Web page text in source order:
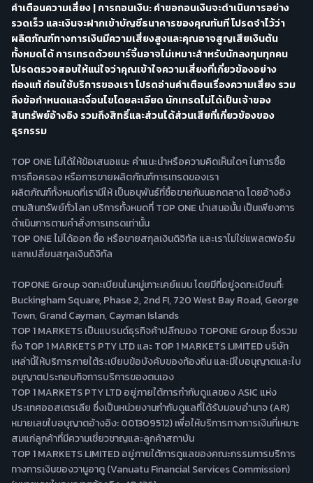
คำเตือนความเสี่ยง | การถอนเงิน: คำขอถอนเงินจะดำเนินการอย่าง
รวดเร็ว และเงินจะฝากเข้าบัญชีธนาคารของคุณทันที โปรดจำไว้ว่า
ผลิตภัณฑ์ทางการเงินมีความเสี่ยงสูงและคุณอาจสูญเสียเงินต้น
ทั้งหมดได้ การเทรดด้วยมาร์จิ้นอาจไม่เหมาะสำหรับนักลงทุนทุกคน
โปรดตรวจสอบให้แน่ใจว่าคุณเข้าใจความเสี่ยงที่เกี่ยวข้องอย่าง
ถ่องแท้ ก่อนใช้บริการของเรา โปรดอ่านคำเตือนเรื่องความเสี่ยง รวม
ถึงข้อกำหนดและเงื่อนไขโดยละเอียด นักเทรดไม่ได้เป็นเจ้าของ
สินทรัพย์อ้างอิง รวมถึงสิทธิ์และส่วนได้ส่วนเสียที่เกี่ยวข้องของ
ธุรกรรม
TOP ONE ไม่ได้ให้ข้อเสนอแนะ คำแนะนำหรือความคิดเห็นใดๆ ในการซื้อ
การถือครอง หรือการขายผลิตภัณฑ์การเทรดของเรา
ผลิตภัณฑ์ทั้งหมดที่เรามีให้ เป็นอนุพันธ์ที่ซื้อขายกันนอกตลาด โดยอ้างอิง
ตามสินทรัพย์ทั่วโลก บริการทั้งหมดที่ TOP ONE นำเสนอนั้น เป็นเพียงการ
ดำเนินการตามคำสั่งการเทรดเท่านั้น
TOP ONE ไม่ได้ออก ซื้อ หรือขายสกุลเงินดิจิทัล และเราไม่ใช่แพลตฟอร์ม
แลกเปลี่ยนสกุลเงินดิจิทัล
TOPONE Group จดทะเบียนในหมู่เกาะเคย์แมน โดยมีที่อยู่จดทะเบียนที่:
Buckingham Square, Phase 2, 2nd FI, 720 West Bay Road, George
Town, Grand Cayman, Cayman Islands
TOP 1 MARKETS เป็นแบรนด์ธุรกิจค้าปลีกของ TOPONE Group ซึ่งรวม
ถึง TOP 1 MARKETS PTY LTD และ TOP 1 MARKETS LIMITED บริษัท
เหล่านี้ให้บริการภายใต้ระเบียบข้อบังคับของท้องถิ่น และมีใบอนุญาตและใบ
อนุญาตประกอบกิจการบริการของตนเอง
TOP 1 MARKETS PTY LTD อยู่ภายใต้การกำกับดูแลของ ASIC แห่ง
ประเทศออสเตรเลีย ซึ่งเป็นหน่วยงานกำกับดูแลที่ได้รับมอบอำนาจ (AR)
หมายเลขใบอนุญาตอ้างอิง: 001309512) เพื่อให้บริการทางการเงินที่เหมาะ
สมแก่ลูกค้าที่มีความเชี่ยวชาญและลูกค้าสถาบัน
TOP 1 MARKETS LIMITED อยู่ภายใต้การดูแลของคณะกรรมการบริการ
ทางการเงินของวานูอาตู (Vanuatu Financial Services Commission)